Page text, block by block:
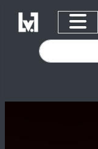
Skip to content
Facebook
Instagram
Posted on
Posted in
Posted in